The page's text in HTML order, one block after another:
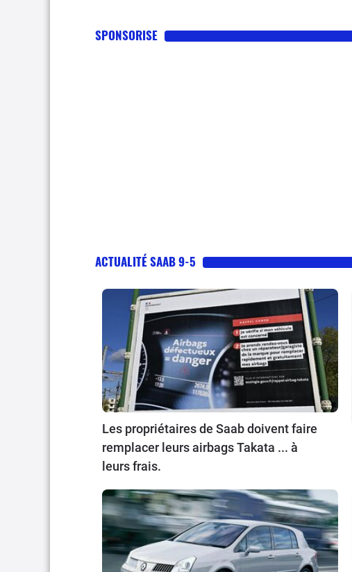
SPONSORISE
ACTUALITÉ SAAB 9-5
Les propriétaires de Saab doivent faire
remplacer leurs airbags Takata ... à
leurs frais.